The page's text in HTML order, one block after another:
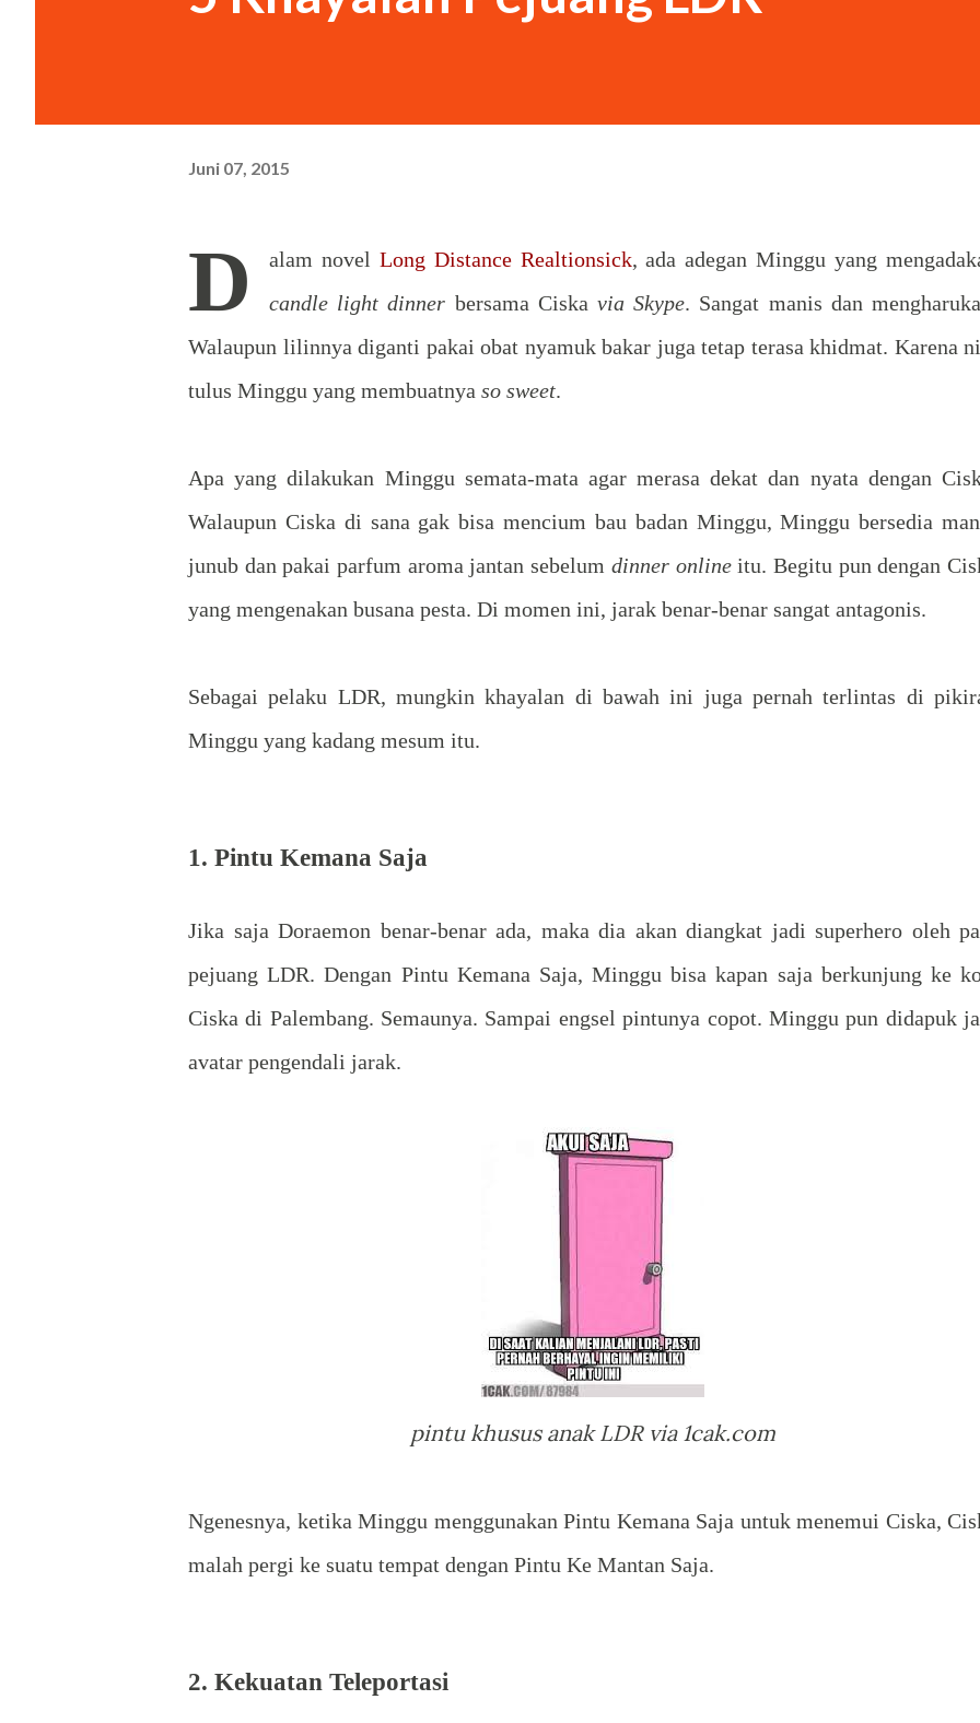
siang di RM Padang. “Bukan. Saya sebenarnya siluman tengkorak,” kata
Juni 07, 2015
D alam novel Long Distance Realtionsick, ada adegan Minggu yang
candle light dinner bersama Ciskavia Skype. Sangat manis dan
Walaupun lilinnya diganti pakai obat nyamuk bakar juga tetap terasa khidmat. Karena
tulus Minggu yang membuatnya so sweet.
Apa yang dilakukan Minggu semata-mata agar merasa dekat dan nyata dengan
Walaupun Ciska di sana gak bisa mencium bau badan Minggu, Minggu bersedia
junub dan pakai parfum aroma jantan sebelum dinner onlineitu. Begitu pun dengan
yang mengenakan busana pesta. Di momen ini, jarak benar-benar sangat antagonis.
Sebagai pelaku LDR, mungkin khayalan di bawah ini juga pernah terlintas di
Minggu yang kadang mesum itu.
1. Pintu Kemana Saja
Jika saja Doraemon benar-benar ada, maka dia akan diangkat jadi superhero oleh
pejuang LDR. Dengan Pintu Kemana Saja, Minggu bisa kapan saja berkunjung ke
Ciska di Palembang. Semaunya. Sampai engsel pintunya copot. Minggu pun didapuk
avatar pengendali jarak.
pintu khusus anak LDR via 1cak.com
Ngenesnya, ketika Minggu menggunakan Pintu Kemana Saja untuk menemui Ciska,
malah pergi ke suatu tempat dengan Pintu Ke Mantan Saja.
2. Kekuatan Teleportasi